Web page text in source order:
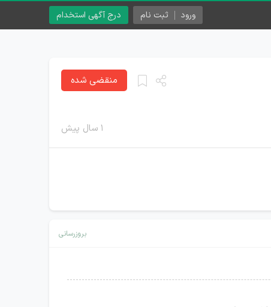
درج آگهی استخدام ورود ثبت نام
۱ سال پیش
منقضی شده
بروزرسانی